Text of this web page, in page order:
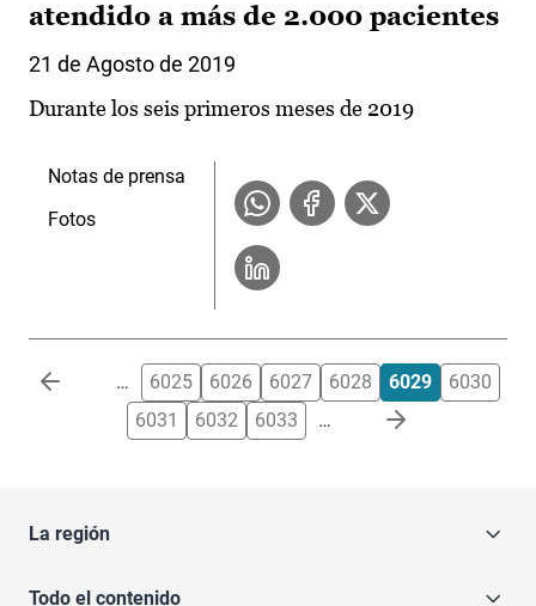
atendido a más de 2.000 pacientes
21 de Agosto de 2019
Durante los seis primeros meses de 2019
Notas de prensa
Fotos
Paginación … 6025 6026 6027 6028 6029
6030
6031
6032 6033 …
La región
Todo el contenido